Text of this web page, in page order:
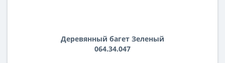
Деревянный багет Зеленый
064.34.047